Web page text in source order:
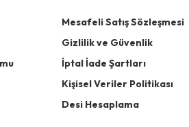
Mesafeli Satış Sözleşmesi
Gizlilik ve Güvenlik
İptal İade Şartları
Kişisel Veriler Politikası
Desi Hesaplama